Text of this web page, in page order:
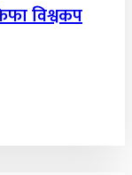
विश्वकप